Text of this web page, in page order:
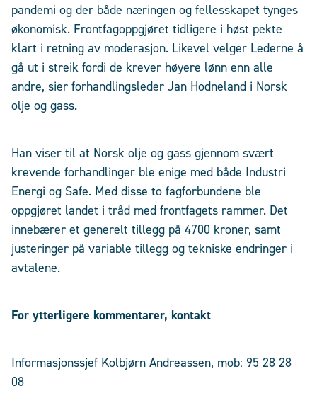
pandemi og der både næringen og fellesskapet tynges
økonomisk. Frontfagoppgjøret tidligere i høst pekte
klart i retning av moderasjon. Likevel velger Lederne å
gå ut i streik fordi de krever høyere lønn enn alle
andre, sier forhandlingsleder Jan Hodneland i Norsk
olje og gass.
Han viser til at Norsk olje og gass gjennom svært
krevende forhandlinger ble enige med både Industri
Energi og Safe. Med disse to fagforbundene ble
oppgjøret landet i tråd med frontfagets rammer. Det
innebærer et generelt tillegg på 4700 kroner, samt
justeringer på variable tillegg og tekniske endringer i
avtalene.
For ytterligere kommentarer, kontakt
Informasjonssjef Kolbjørn Andreassen, mob: 95 28 28
08